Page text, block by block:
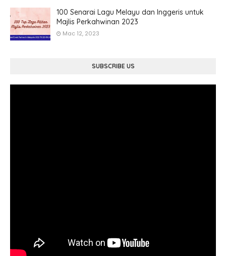
100 Senarai Lagu Melayu dan Inggeris untuk
Majlis Perkahwinan 2023
Mac 12, 2023
SUBSCRIBE US